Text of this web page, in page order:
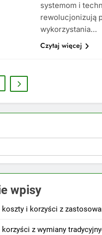
systemom i
rewolucjonizują
wykorzystania…
Czytaj więcej
wpisy
i korzyści z
z wymiany